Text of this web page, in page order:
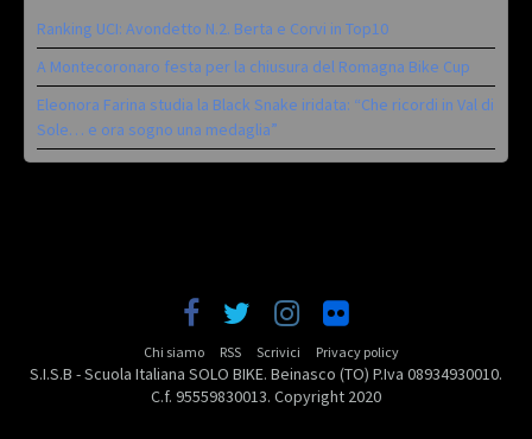
Ranking UCI: Avondetto N.2. Berta e Corvi in Top10
A Montecoronaro festa per la chiusura del Romagna Bike Cup
Eleonora Farina studia la Black Snake iridata: “Che ricordi in Val di
Sole… e ora sogno una medaglia”
Chi siamo RSS Scrivici Privacy policy
S.I.S.B - Scuola Italiana SOLO BIKE. Beinasco (TO) P.Iva 08934930010.
C.f. 95559830013. Copyright 2020